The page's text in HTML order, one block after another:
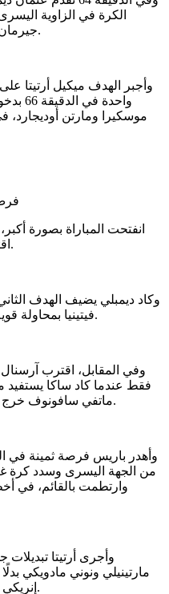
الكرة في الزاوية
جيرمان إلى أجواء النهائي بهدف التعادل 1-1.
وأجبر الهدف ميكيل أرتيتا
موسكيرا ومارتن أوديجارد،
انفتحت المباراة بصورة
اقتراب المواجهة من مراحلها الحاسمة.
فيتينيا بمحاولة قوية مرت فوق العارضة في الدقيقة 73.
وفي المقابل، اقترب
فقط عندما كاد ساكا
ماتفي سافونوف خرج في الوقت المناسب وأنهى الخطورة.
من الجهة اليسرى وسدد كرة
وارتطمت بالقائم، في
مارتينيلي ونوني مادويكي
إنريكي ببرادلي باركولا بدلًا من كفاراتسخيليا.